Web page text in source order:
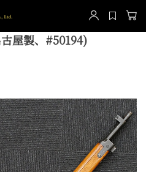
屋製、#50194)